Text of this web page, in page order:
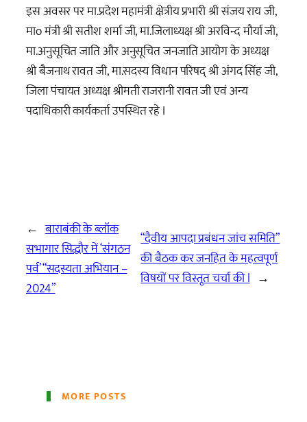
इस अवसर पर मा.प्रदेश महामंत्री क्षेत्रीय प्रभारी श्री संजय राय जी,
माo मंत्री श्री सतीश शर्मा जी, मा.जिलाध्यक्ष श्री अरविन्द मौर्या जी,
मा.अनुसूचित जाति और अनुसूचित जनजाति आयोग के अध्यक्ष
श्री बैजनाथ रावत जी, मा.सदस्य विधान परिषद् श्री अंगद सिंह जी,
जिला पंचायत अध्यक्ष श्रीमती राजरानी रावत जी एवं अन्य
पदाधिकारी कार्यकर्ता उपस्थित रहे I
← बाराबंकी के ब्लॉक
सभागार सिद्धौर में ‘संगठन
पर्व’ “सदस्यता अभियान –
2024”
“दैवीय आपदा प्रबंधन जांच समिति”
की बैठक कर जनहित के महत्वपूर्ण
विषयों पर विस्तृत चर्चा की l →
MORE POSTS